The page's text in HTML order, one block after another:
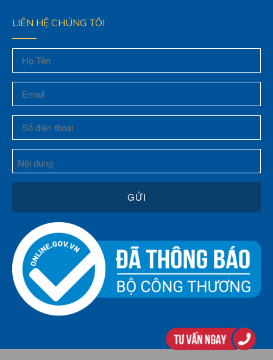
LIÊN HỆ CHÚNG TÔI